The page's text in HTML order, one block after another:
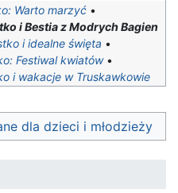
Warto marzyć •
i Bestia z Modrych Bagien
i idealne święta •
Festiwal kwiatów•
i wakacje w Truskawkowie
dla dzieci i młodzieży